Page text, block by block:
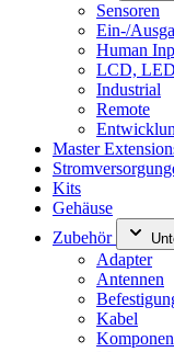
Sensoren
Ein-/
Human
LCD,
Industrial
Remote
Master
Kits
Gehäuse
Zubehör
Adapter
Antennen
Kabel